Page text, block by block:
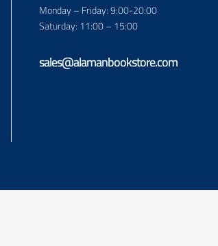
Monday – Friday: 9:00-20:00
Saturday: 11:00 – 15:00
sales@alamanbookstore.com